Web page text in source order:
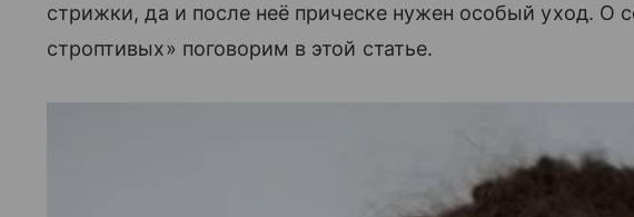
стрижки, да и после неё прическе нужен особый уход. О
строптивых» поговорим в этой статье.